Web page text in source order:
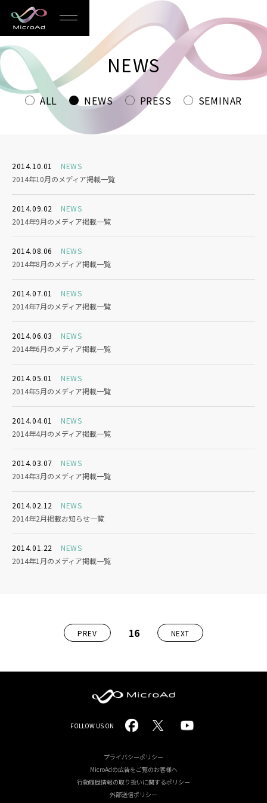
MicroAd
-
Redesigning
the
Future
NEWS
ALL NEWS PRESS SEMINAR
2014.10.01
NEWS
2014年10月のメディア掲載一覧
2014.09.02
NEWS
2014年9月のメディア掲載一覧
2014.08.06
NEWS
2014年8月のメディア掲載一覧
2014.07.01
NEWS
2014年7月のメディア掲載一覧
2014.06.03
NEWS
2014年6月のメディア掲載一覧
2014.05.01
NEWS
2014年5月のメディア掲載一覧
2014.04.01
NEWS
2014年4月のメディア掲載一覧
2014.03.07
NEWS
2014年3月のメディア掲載一覧
2014.02.12
NEWS
2014年2月掲載お知らせ一覧
2014.01.22
NEWS
2014年1月のメディア掲載一覧
PREV 16 NEXT
MicroAd
-
Redesigning
the
FOLLOW US ON
プライバシーポリシー
MicroAdの広告をご覧のお客様へ
行動履歴情報の取り扱いに関するポリシー
外部送信ポリシー